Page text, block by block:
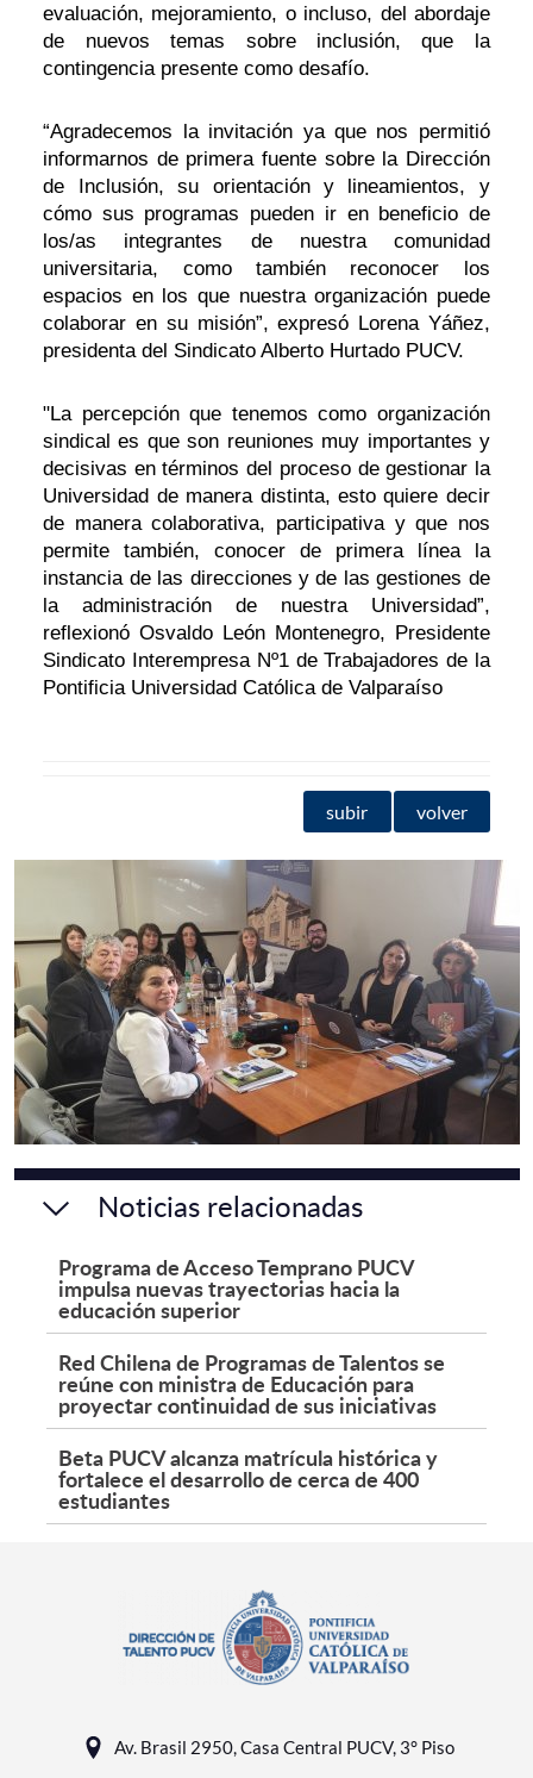
evaluación, mejoramiento, o incluso, del abordaje
de nuevos temas sobre inclusión, que la
contingencia presente como desafío.
“Agradecemos la invitación ya que nos permitió
informarnos de primera fuente sobre la Dirección
de Inclusión, su orientación y lineamientos, y
cómo sus programas pueden ir en beneficio de
los/as integrantes de nuestra comunidad
universitaria, como también reconocer los
espacios en los que nuestra organización puede
colaborar en su misión”, expresó Lorena Yáñez,
presidenta del Sindicato Alberto Hurtado PUCV.
"La percepción que tenemos como organización
sindical es que son reuniones muy importantes y
decisivas en términos del proceso de gestionar la
Universidad de manera distinta, esto quiere decir
de manera colaborativa, participativa y que nos
permite también, conocer de primera línea la
instancia de las direcciones y de las gestiones de
la administración de nuestra Universidad”,
reflexionó Osvaldo León Montenegro, Presidente
Sindicato Interempresa Nº1 de Trabajadores de la
Pontificia Universidad Católica de Valparaíso
subir volver
Noticias relacionadas
Programa de Acceso Temprano PUCV
impulsa nuevas trayectorias hacia la
educación superior
Red Chilena de Programas de Talentos se
reúne con ministra de Educación para
proyectar continuidad de sus iniciativas
Beta PUCV alcanza matrícula histórica y
fortalece el desarrollo de cerca de 400
estudiantes
Av. Brasil 2950, Casa Central PUCV, 3° Piso